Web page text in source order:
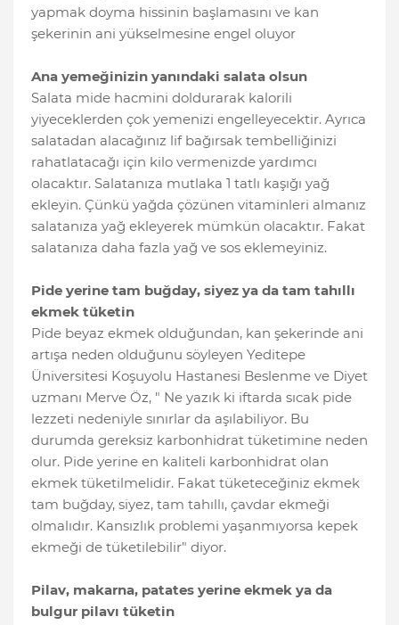
yapmak doyma hissinin başlamasını ve kan
şekerinin ani yükselmesine engel oluyor
Ana yemeğinizin yanındaki salata olsun
Salata mide hacmini doldurarak kalorili
yiyeceklerden çok yemenizi engelleyecektir. Ayrıca
salatadan alacağınız lif bağırsak tembelliğinizi
rahatlatacağı için kilo vermenizde yardımcı
olacaktır. Salatanıza mutlaka 1 tatlı kaşığı yağ
ekleyin. Çünkü yağda çözünen vitaminleri almanız
salatanıza yağ ekleyerek mümkün olacaktır. Fakat
salatanıza daha fazla yağ ve sos eklemeyiniz.
Pide yerine tam buğday, siyez ya da tam tahıllı
ekmek tüketin
Pide beyaz ekmek olduğundan, kan şekerinde ani
artışa neden olduğunu söyleyen Yeditepe
Üniversitesi Koşuyolu Hastanesi Beslenme ve Diyet
uzmanı Merve Öz, " Ne yazık ki iftarda sıcak pide
lezzeti nedeniyle sınırlar da aşılabiliyor. Bu
durumda gereksiz karbonhidrat tüketimine neden
olur. Pide yerine en kaliteli karbonhidrat olan
ekmek tüketilmelidir. Fakat tüketeceğiniz ekmek
tam buğday, siyez, tam tahıllı, çavdar ekmeği
olmalıdır. Kansızlık problemi yaşanmıyorsa kepek
ekmeği de tüketilebilir" diyor.
Pilav, makarna, patates yerine ekmek ya da
bulgur pilavı tüketin